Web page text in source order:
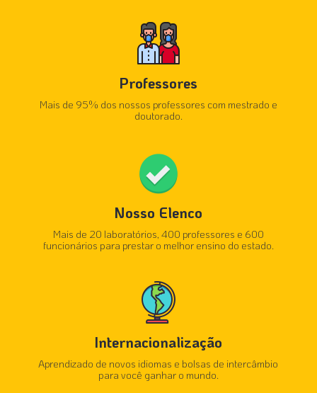
Professores
Mais de 95% dos nossos professores com mestrado e
doutorado.
Nosso Elenco
Mais de 20 laboratórios, 400 professores e 600
funcionários para prestar o melhor ensino do estado.
Internacionalização
Aprendizado de novos idiomas e bolsas de intercâmbio
para você ganhar o mundo.